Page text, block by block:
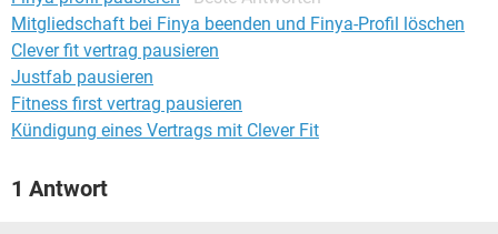
Mitgliedschaft bei Finya beenden und Finya-Profil löschen
Clever fit vertrag pausieren
Justfab pausieren
Fitness first vertrag pausieren
Kündigung eines Vertrags mit Clever Fit
1 Antwort